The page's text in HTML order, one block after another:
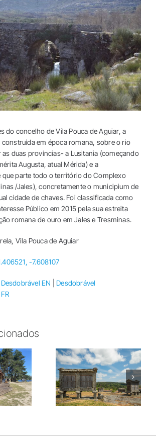
do concelho de Vila Pouca de Aguiar, a
em época romana, sobre o rio
as duas províncias- a Lusitania (começando
Augusta, atual Mérida) e a
que parte todo o território do Complexo
/Jales), concretamente o municipium de
cidade de chaves. Foi classificada como
Público em 2015 pela sua estreita
romana de ouro em Jales e Tresminas.
Vila Pouca de Aguiar
-7.608107
Desdobrável EN
Desdobrável
dos
Parque
Florestal de
Vila Pouca
de Aguiar